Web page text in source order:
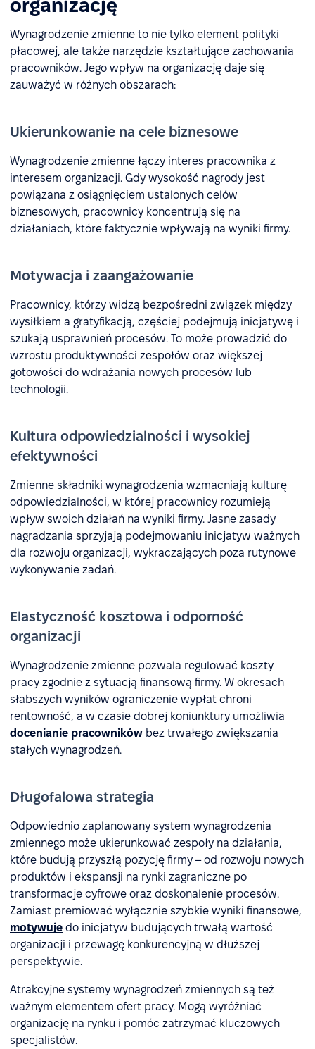
organizację
Wynagrodzenie zmienne to nie tylko element polityki
płacowej, ale także narzędzie kształtujące zachowania
pracowników. Jego wpływ na organizację daje się
zauważyć w różnych obszarach:
Ukierunkowanie na cele biznesowe
Wynagrodzenie zmienne łączy interes pracownika z
interesem organizacji. Gdy wysokość nagrody jest
powiązana z osiągnięciem ustalonych celów
biznesowych, pracownicy koncentrują się na
działaniach, które faktycznie wpływają na wyniki firmy.
Motywacja i zaangażowanie
Pracownicy, którzy widzą bezpośredni związek między
wysiłkiem a gratyfikacją, częściej podejmują inicjatywę i
szukają usprawnień procesów. To może prowadzić do
wzrostu produktywności zespołów oraz większej
gotowości do wdrażania nowych procesów lub
technologii.
Kultura odpowiedzialności i wysokiej
efektywności
Zmienne składniki wynagrodzenia wzmacniają kulturę
odpowiedzialności, w której pracownicy rozumieją
wpływ swoich działań na wyniki firmy. Jasne zasady
nagradzania sprzyjają podejmowaniu inicjatyw ważnych
dla rozwoju organizacji, wykraczających poza rutynowe
wykonywanie zadań.
Elastyczność kosztowa i odporność
organizacji
Wynagrodzenie zmienne pozwala regulować koszty
pracy zgodnie z sytuacją finansową firmy. W okresach
słabszych wyników ograniczenie wypłat chroni
rentowność, a w czasie dobrej koniunktury umożliwia
docenianie pracowników bez trwałego zwiększania
stałych wynagrodzeń.
Długofalowa strategia
Odpowiednio zaplanowany system wynagrodzenia
zmiennego może ukierunkować zespoły na działania,
które budują przyszłą pozycję firmy – od rozwoju nowych
produktów i ekspansji na rynki zagraniczne po
transformacje cyfrowe oraz doskonalenie procesów.
Zamiast premiować wyłącznie szybkie wyniki finansowe,
motywuje do inicjatyw budujących trwałą wartość
organizacji i przewagę konkurencyjną w dłuższej
perspektywie.
Atrakcyjne systemy wynagrodzeń zmiennych są też
ważnym elementem ofert pracy. Mogą wyróżniać
organizację na rynku i pomóc zatrzymać kluczowych
specjalistów.